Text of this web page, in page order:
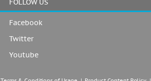
FOLLOW US
Facebook
Twitter
Youtube